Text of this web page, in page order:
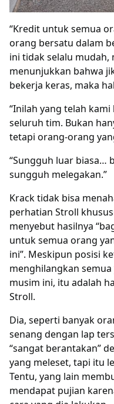
“Kredit untuk semua
orang bersatu dalam
ini tidak selalu mudah,
menunjukkan bahwa
bekerja keras, maka
“Inilah yang telah
seluruh tim. Bukan
tetapi orang-orang
“Sungguh luar biasa…
sungguh melegakan.”
Krack tidak bisa
perhatian Stroll
menyebut hasilnya
untuk semua orang
ini”. Meskipun posisi
menghilangkan
musim ini, itu adalah
Stroll.
Dia, seperti banyak
senang dengan lap
“sangat berantakan”
yang meleset, tapi itu
Tentu, yang lain
mendapat pujian